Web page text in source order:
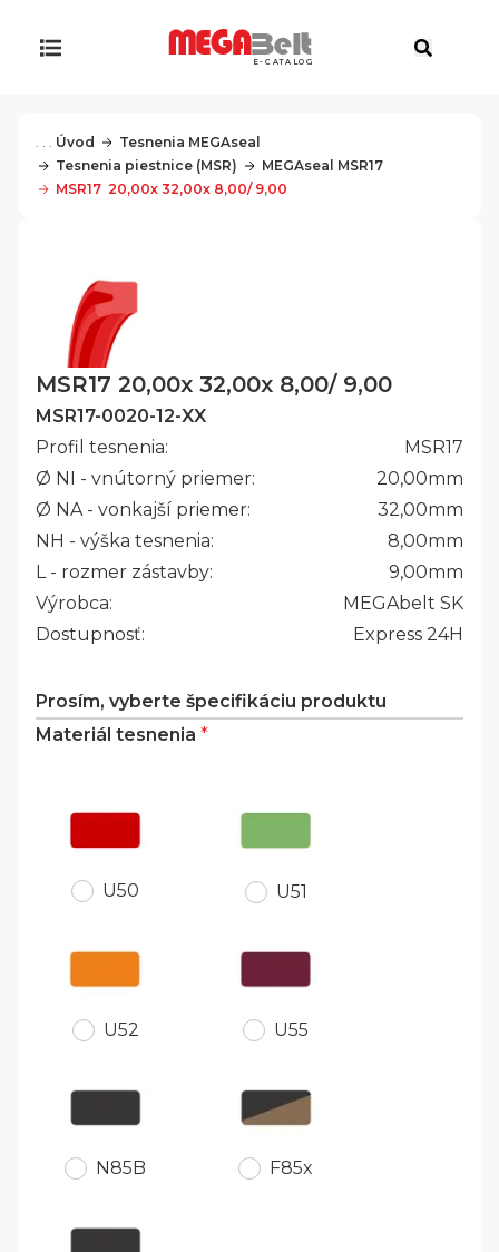
E-CATALOG
. . . Úvod
Tesnenia MEGAseal
Tesnenia piestnice (MSR)
MEGAseal MSR17
MSR17  20,00x 32,00x 8,00/ 9,00
MSR17 20,00x 32,00x 8,00/ 9,00
MSR17-0020-12-XX
Profil tesnenia:
MSR17
Ø NI - vnútorný priemer:
20,00mm
Ø NA - vonkajší priemer:
32,00mm
NH - výška tesnenia:
8,00mm
L - rozmer zástavby:
9,00mm
Výrobca:
MEGAbelt SK
Dostupnosť:
Express 24H
Prosím, vyberte špecifikáciu produktu
Materiál tesnenia *
U50 U51
U52 U55
N85B F85x